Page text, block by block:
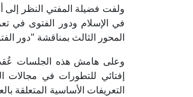
ولفت فضيلة المفتي النظر إلى
في الإسلام ودور الفتوى في
المحور الثالث بمناقشة "دور
وعلى هامش هذه الجلسات
إفتائي للتطورات في مجالات
التعريفات الأساسية المتعلقة